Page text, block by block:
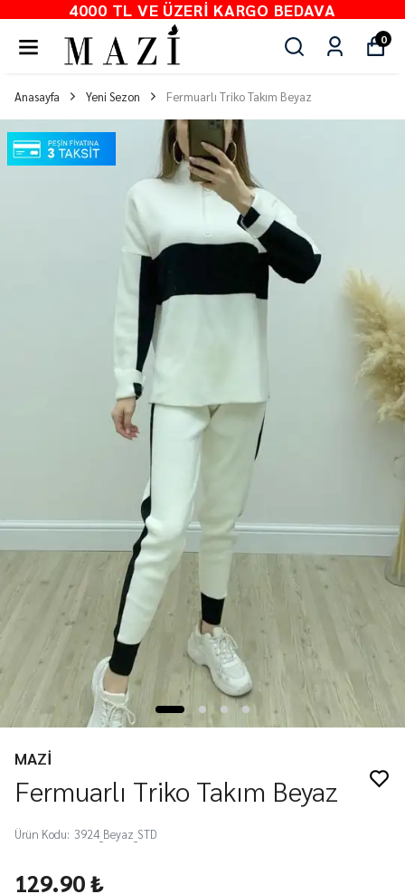
4000 TL VE ÜZERI KARGO BEDAVA
0
Anasayfa Yeni Sezon Fermuarlı Triko Takım Beyaz
MAZİ
Fermuarlı Triko Takım Beyaz
Ürün Kodu: 3924_Beyaz_STD
129.90 ₺